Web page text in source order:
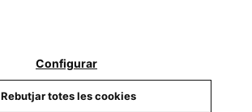
Configurar
Rebutjar totes les cookies